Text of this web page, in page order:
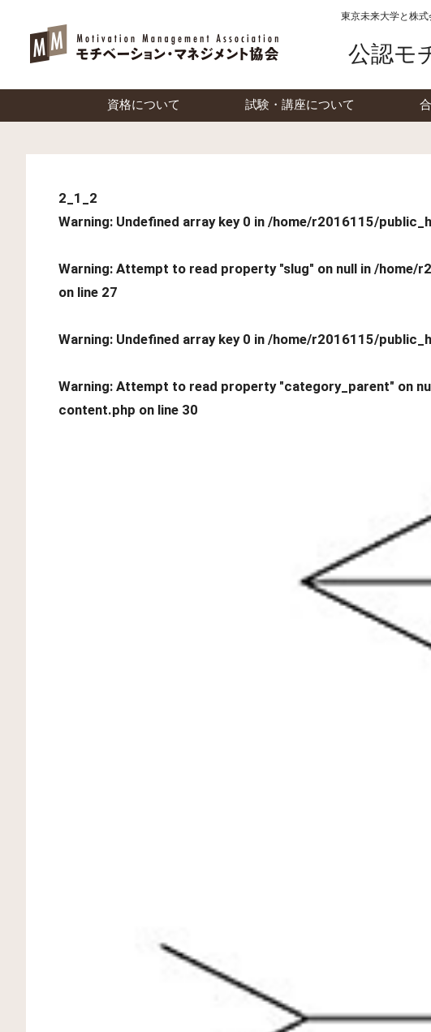
東京未来大学と株
公認モ
資格について 試験・講座について
2_1_2
Warning: Undefined array key 0 in /home/r2016115/
Warning: Attempt to read property "slug" on null in /home/
on line 27
Warning: Undefined array key 0 in /home/r2016115/
Warning: Attempt to read property "category_parent" on
content.php on line 30